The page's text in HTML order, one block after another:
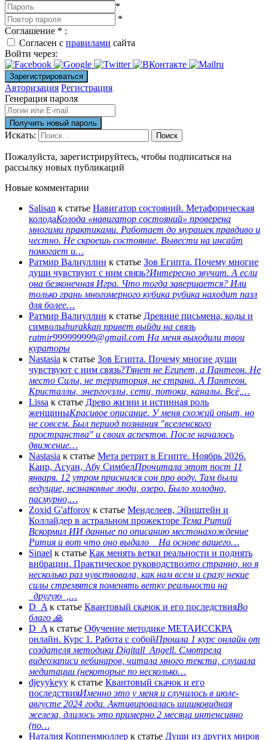
*
*
Соглашение * :
Согласен с правилами сайта
Войти через:
Авторизация Регистрация
Генерация пароля
Искать: Поиск
Пожалуйста, зарегистрируйтесь, чтобы подписаться на
рассылку новых публикаций
Новые комментарии
Salisan к статье Навигатор состояний. Метафорическая
колодаКолода «навигатор состояний» проверена
многими практиками. Работает до мурашек правдиво и
честно. Не скроешь состояние. Вывести на инсайт
помогает и…
Ратмир Валиуллин к статье Зов Египта. Почему многие
души чувствуют с ним связь?Интересно звучит. А если
она безконечная Игра. Что тогда завершается? Или
только грань многомерного кубика рубика находит пазл
для более…
Ратмир Валиуллин к статье Древние письмена, коды и
символыhurakkan привет выйди на связь
ratmir999999999@gmail.com На меня выходили твои
кураторы
Nastasia к статье Зов Египта. Почему многие души
чувствуют с ним связь?Тянет не Египет, а Пантеон. Не
место Силы, не территория, не страна. А Пантеон.
Кристаллы, энергоузлы, сети, потоки, каналы. Всё,…
Lissa к статье Древо жизни и истинная роль
женщиныКрасивое описание. У меня схожий опыт, но
не совсем. Был период познания "вселенского
пространства" и своих аспектов. После началось
движение…
Nastasia к статье Мета ретрит в Египте. Ноябрь 2026.
Каир, Асуан, Абу СимбелПрочитала этот пост 11
января. 12 утром приснился сон про воду. Там были
ведущие, незнакомые люди, озеро. Было холодно,
пасмурно,…
Zoxid G'afforov к статье Менделеев, Эйнштейн и
Коллайдер в астральном прожекторе Тема Ритий
Вскормил ИИ данные по описанию местонахождение
Рития и вот что оно выдало На основе вашего…
Sinael к статье Как менять ветки реальности и поднять
вибрации. Практическое руководствоэто странно, но я
несколько раз чувствовала, как нам всем и сразу некие
силы стремятся поменять ветку реальности на
_другую_,…
D_A к статье Квантовый скачок и его последствияВо
благо 🙏
D_A к статье Обучение методике МЕТАИССКРА
онлайн. Курс 1. Работа с собойПрошла 1 курс онлайн от
создателя методики Digitall_Angell. Смотрела
видеозаписи вебинаров, читала много текста, слушала
медитации (некоторые по несколько…
djeyykeyy к статье Квантовый скачок и его
последствияИменно это у меня и случилось в июле-
августе 2024 года. Активировалась шишковидная
железа, длилось это примерно 2 месяца интенсивно
(по…
Наталия Коппенмюллер к статье Души из других миров